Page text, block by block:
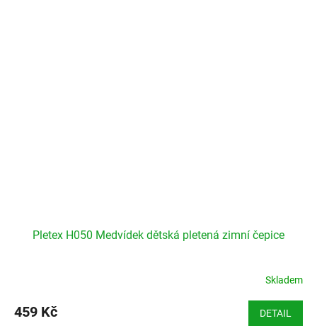
Pletex H050 Medvídek dětská pletená zimní čepice
Skladem
459 Kč DETAIL